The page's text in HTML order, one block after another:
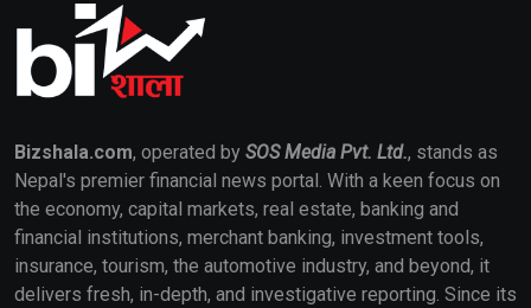
Bizshala.com, operated by SOS Media Pvt. Ltd., stands as
Nepal's premier financial news portal. With a keen focus on
the economy, capital markets, real estate, banking and
financial institutions, merchant banking, investment tools,
insurance, tourism, the automotive industry, and beyond, it
delivers fresh, in-depth, and investigative reporting. Since its